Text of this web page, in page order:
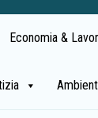
Economia &